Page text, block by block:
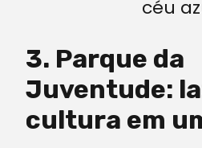
3. Parque da
Juventude:
cultura em